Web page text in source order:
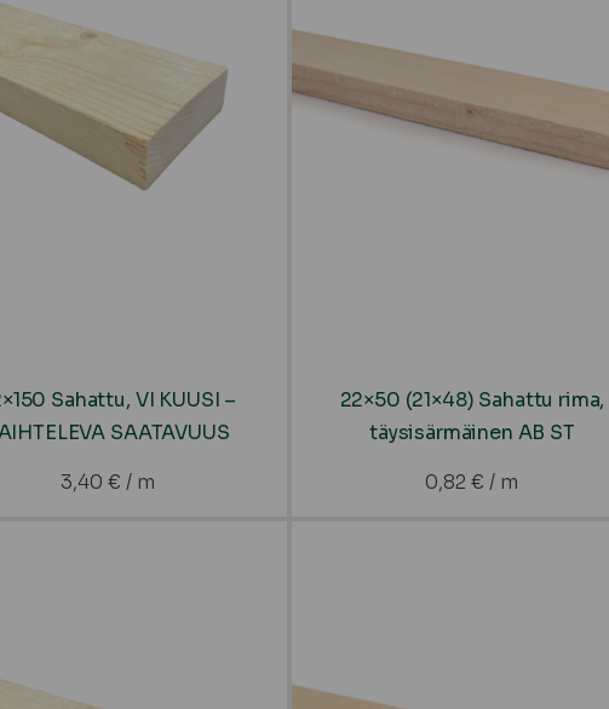
Sahattu, VI KUUSI –
SAATAVUUS
3,40 € / m
22×50 (21×48) Sahattu rima,
täysisärmäinen AB ST
0,82€ / m